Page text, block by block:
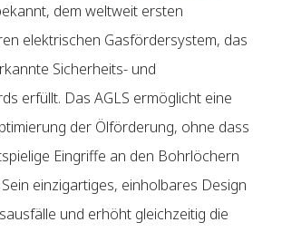
dem weltweit ersten
elektrischen Gasfördersystem, das
Sicherheits- und
erfüllt. Das AGLS ermöglicht eine
der Ölförderung, ohne dass
Eingriffe an den Bohrlöchern
einzigartiges, einholbares Design
und erhöht gleichzeitig die